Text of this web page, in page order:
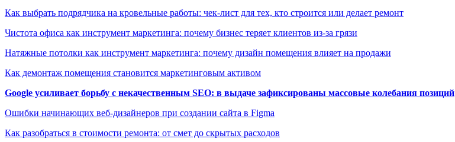
Как выбрать подрядчика на кровельные работы: чек-лист для тех, кто строится или делает ремонт
Чистота офиса как инструмент маркетинга: почему бизнес теряет клиентов из-за грязи
Натяжные потолки как инструмент маркетинга: почему дизайн помещения влияет на продажи
Как демонтаж помещения становится маркетинговым активом
Google усиливает борьбу с некачественным SEO: в выдаче зафиксированы массовые колебания позиций
Ошибки начинающих веб-дизайнеров при создании сайта в Figma
Как разобраться в стоимости ремонта: от смет до скрытых расходов